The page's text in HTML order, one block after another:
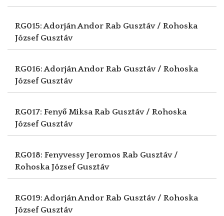
RG015: Adorján Andor Rab Gusztáv / Rohoska
József Gusztáv
RG016: Adorján Andor Rab Gusztáv / Rohoska
József Gusztáv
RG017: Fenyő MiksaRab Gusztáv / Rohoska
József Gusztáv
RG018: Fenyvessy Jeromos Rab Gusztáv /
Rohoska József Gusztáv
RG019: Adorján Andor Rab Gusztáv / Rohoska
József Gusztáv